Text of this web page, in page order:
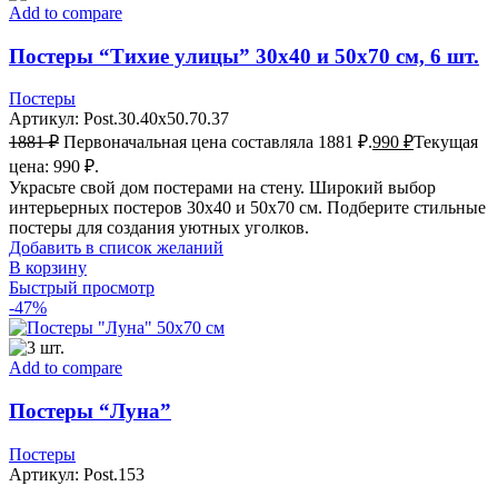
Add to compare
Постеры “Тихие улицы” 30х40 и 50х70 см, 6 шт.
Постеры
Артикул: Post.30.40x50.70.37
1881₽ Первоначальная цена составляла 1881 ₽.990 ₽Текущая
цена: 990 ₽.
Украсьте свой дом постерами на стену. Широкий выбор
интерьерных постеров 30х40 и 50х70 см. Подберите стильные
постеры для создания уютных уголков.
Добавить в список желаний
В корзину
Быстрый просмотр
-47%
Add to compare
Постеры “Луна”
Постеры
Артикул: Post.153